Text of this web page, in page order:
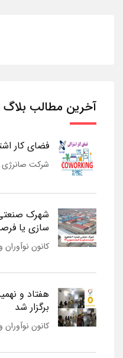
آخرین مطالب بلاگ
فضای کار
شرکت صانرژی
سازی یا
کانون نوآوران
هفتاد و
برگزار شد
کانون نوآوران